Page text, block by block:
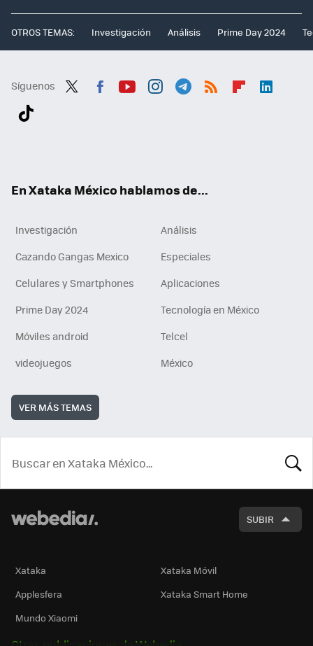
OTROS TEMAS: Investigación Análisis Prime Day 2024
Síguenos
En Xataka México hablamos de...
Investigación
Análisis
Cazando Gangas Mexico
Especiales
Celulares y Smartphones
Aplicaciones
Prime Day 2024
Tecnología en México
Móviles android
Telcel
videojuegos
México
VER MÁS TEMAS
SUBIR
Xataka
Xataka Móvil
Applesfera
Xataka Smart Home
Mundo Xiaomi